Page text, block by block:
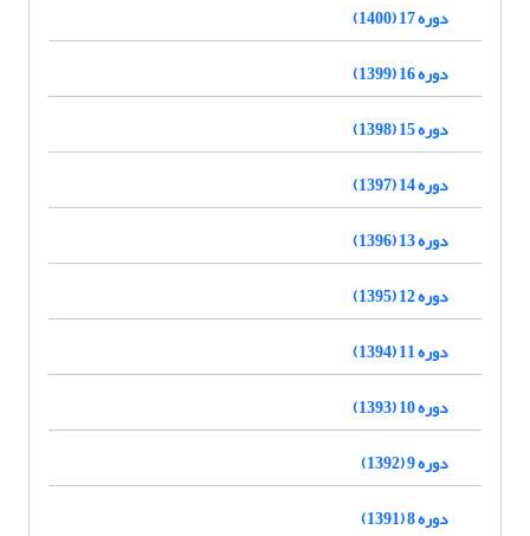
دوره 17 (1400)
دوره 16 (1399)
دوره 15 (1398)
دوره 14 (1397)
دوره 13 (1396)
دوره 12 (1395)
دوره 11 (1394)
دوره 10 (1393)
دوره 9 (1392)
دوره 8 (1391)